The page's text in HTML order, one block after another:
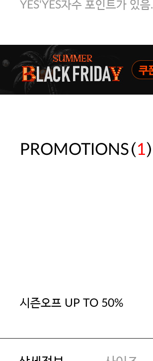
YES'YES자수 포인트가 있음.
PROMOTIONS(1)
시즌오프 UP TO 50%